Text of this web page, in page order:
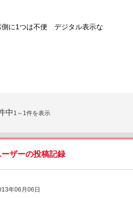
に1つは不便 デジタル表示な
中 1～1件を表示
ーザーの投稿記録
年06月06日